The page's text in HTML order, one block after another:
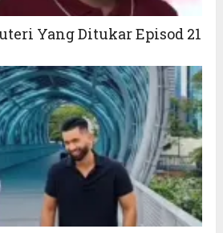
Yang Ditukar Episod 21